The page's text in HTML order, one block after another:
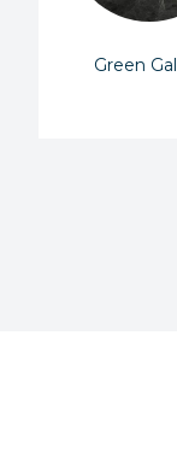
Green